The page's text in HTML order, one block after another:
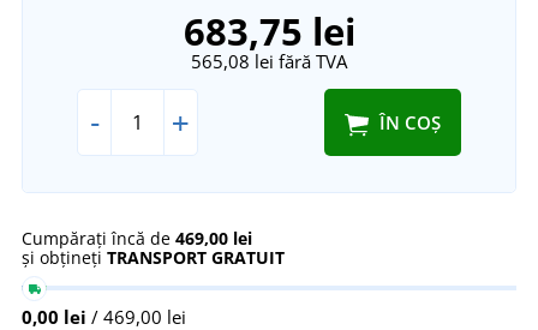
683,75 lei
565,08 lei fără TVA
- + ÎN COȘ
Cumpărați încă de 469,00 lei
și obțineți TRANSPORT GRATUIT
0,00 lei / 469,00 lei